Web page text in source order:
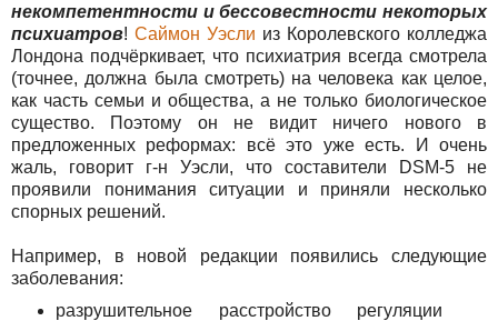
некомпетентности и бессовестности некоторых
психиатров! Саймон Уэсли из Королевского колледжа
Лондона подчёркивает, что психиатрия всегда смотрела
(точнее, должна была смотреть) на человека как целое,
как часть семьи и общества, а не только биологическое
существо. Поэтому он не видит ничего нового в
предложенных реформах: всё это уже есть. И очень
жаль, говорит г-н Уэсли, что составители DSM-5 не
проявили понимания ситуации и приняли несколько
спорных решений.
Например, в новой редакции появились следующие
заболевания:
разрушительное расстройство регуляции